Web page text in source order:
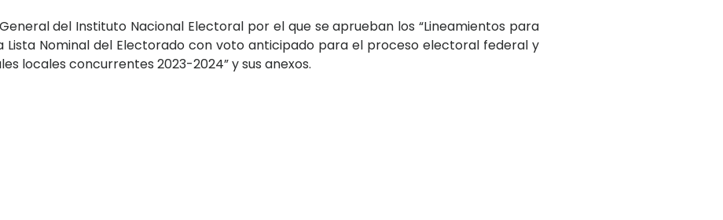
del Instituto Nacional Electoral por el que se aprueban los “Lineamientos para
Lista Nominal del Electorado con voto anticipado para el proceso electoral federal y
locales concurrentes 2023-2024” y sus anexos.